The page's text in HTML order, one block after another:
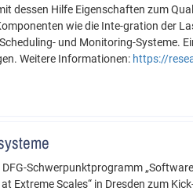
dessen Hilfe Eigenschaften zum
wie die Inte-gration der
und Monitoring-Systeme.
Weitere Informationen: https://
Schwerpunktprogramm
Extreme Scales“ in Dresden zum